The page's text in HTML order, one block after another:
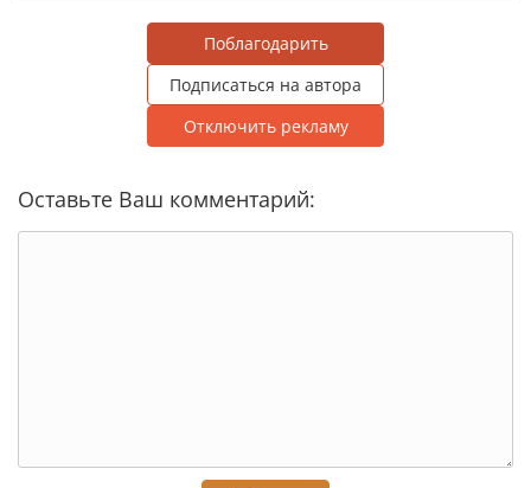
Поблагодарить
Подписаться на автора
Отключить рекламу
Оставьте Ваш комментарий: